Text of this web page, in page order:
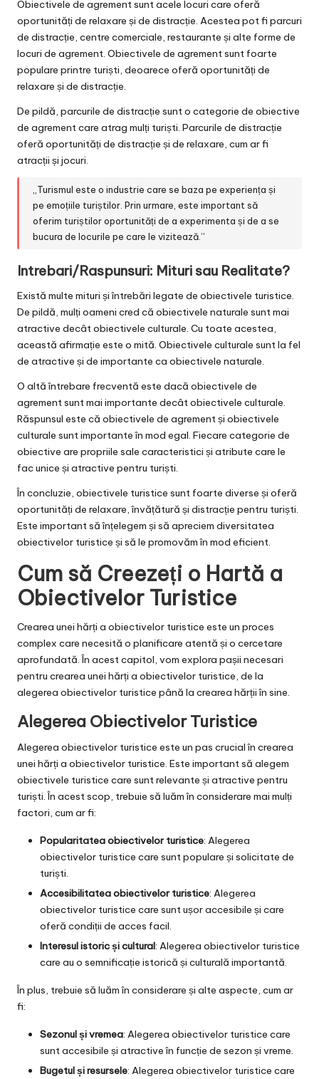
Obiectivele de agrement sunt acele locuri care oferă
oportunități de relaxare și de distracție. Acestea pot fi parcuri
de distracție, centre comerciale, restaurante și alte forme de
locuri de agrement. Obiectivele de agrement sunt foarte
populare printre turiști, deoarece oferă oportunități de
relaxare și de distracție.
De pildă, parcurile de distracție sunt o categorie de obiective
de agrement care atrag mulți turiști. Parcurile de distracție
oferă oportunități de distracție și de relaxare, cum ar fi
atracții și jocuri.
„Turismul este o industrie care se baza pe experiența și
pe emoțiile turiștilor. Prin urmare, este important să
oferim turiștilor oportunități de a experimenta și de a se
bucura de locurile pe care le vizitează.”
Intrebari/Raspunsuri: Mituri sau Realitate?
Există multe mituri și întrebări legate de obiectivele turistice.
De pildă, mulți oameni cred că obiectivele naturale sunt mai
atractive decât obiectivele culturale. Cu toate acestea,
această afirmație este o mită. Obiectivele culturale sunt la fel
de atractive și de importante ca obiectivele naturale.
O altă întrebare frecventă este dacă obiectivele de
agrement sunt mai importante decât obiectivele culturale.
Răspunsul este că obiectivele de agrement și obiectivele
culturale sunt importante în mod egal. Fiecare categorie de
obiective are propriile sale caracteristici și atribute care le
fac unice și atractive pentru turiști.
În concluzie, obiectivele turistice sunt foarte diverse și oferă
oportunități de relaxare, învățătură și distracție pentru turiști.
Este important să înțelegem și să apreciem diversitatea
obiectivelor turistice și să le promovăm în mod eficient.
Cum să Creezeți o Hartă a
Obiectivelor Turistice
Crearea unei hărți a obiectivelor turistice este un proces
complex care necesită o planificare atentă și o cercetare
aprofundată. În acest capitol, vom explora pașii necesari
pentru crearea unei hărți a obiectivelor turistice, de la
alegerea obiectivelor turistice până la crearea hărții în sine.
Alegerea Obiectivelor Turistice
Alegerea obiectivelor turistice este un pas crucial în crearea
unei hărți a obiectivelor turistice. Este important să alegem
obiectivele turistice care sunt relevante și atractive pentru
turiști. În acest scop, trebuie să luăm în considerare mai mulți
factori, cum ar fi:
Popularitatea obiectivelor turistice: Alegerea
obiectivelor turistice care sunt populare și solicitate de
turiști.
Accesibilitatea obiectivelor turistice: Alegerea
obiectivelor turistice care sunt ușor accesibile și care
oferă condiții de acces facil.
Interesul istoric și cultural: Alegerea obiectivelor turistice
care au o semnificație istorică și culturală importantă.
În plus, trebuie să luăm în considerare și alte aspecte, cum ar
fi:
Sezonul și vremea: Alegerea obiectivelor turistice care
sunt accesibile și atractive în funcție de sezon și vreme.
Bugetul și resursele: Alegerea obiectivelor turistice care